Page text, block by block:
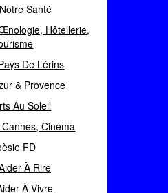
Santé
Hôtellerie,
De Lérins
& Provence
Au Soleil
Cinéma
FD
À Rire
À Vivre